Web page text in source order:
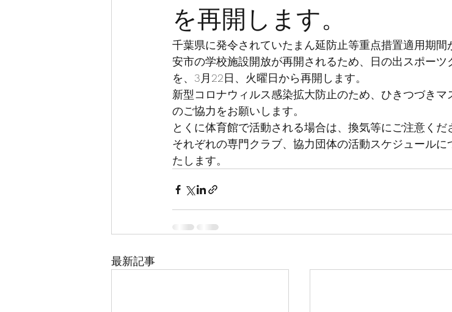
を再開します。
千葉県に発令されていたまん延防止等重点措置適用期間
安市の学校施設開放が再開されるため、日の出スポー
を、3月22日、火曜日から再開します。
新型コロナウィルス感染拡大防止のため、ひきつづき
のご協力をお願いします。
とくに体育館で活動される場合は、換気等にご注意くだ
それぞれの専門クラブ、協力団体の活動スケジュール
たします。
最新記事